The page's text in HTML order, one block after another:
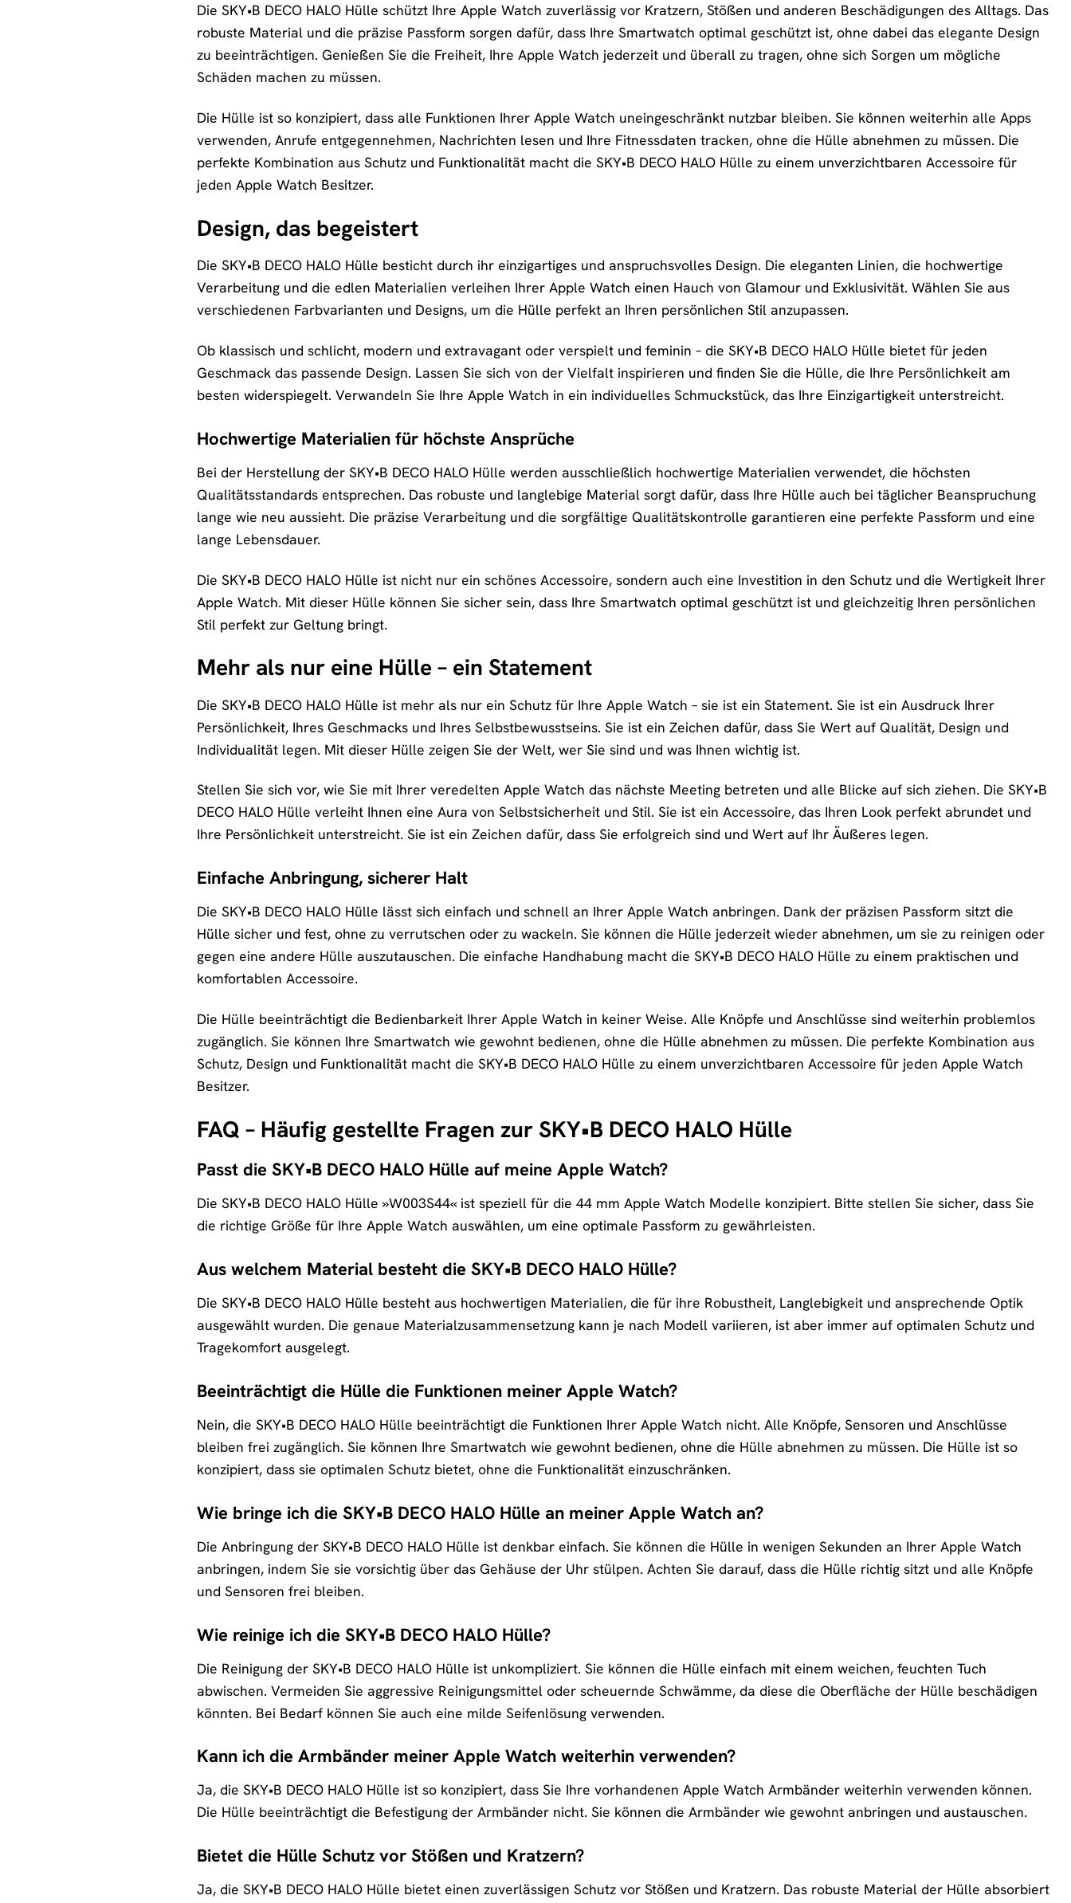
Die SKY•B DECO HALO Hülle schützt Ihre Apple Watch zuverlässig vor Kratzern, Stößen und anderen Beschädigungen des Alltags. Das
robuste Material und die präzise Passform sorgen dafür, dass Ihre Smartwatch optimal geschützt ist, ohne dabei das elegante Design
zu beeinträchtigen. Genießen Sie die Freiheit, Ihre Apple Watch jederzeit und überall zu tragen, ohne sich Sorgen um mögliche
Schäden machen zu müssen.
Die Hülle ist so konzipiert, dass alle Funktionen Ihrer Apple Watch uneingeschränkt nutzbar bleiben. Sie können weiterhin alle Apps
verwenden, Anrufe entgegennehmen, Nachrichten lesen und Ihre Fitnessdaten tracken, ohne die Hülle abnehmen zu müssen. Die
perfekte Kombination aus Schutz und Funktionalität macht die SKY•B DECO HALO Hülle zu einem unverzichtbaren Accessoire für
jeden Apple Watch Besitzer.
Design, das begeistert
Die SKY•B DECO HALO Hülle besticht durch ihr einzigartiges und anspruchsvolles Design. Die eleganten Linien, die hochwertige
Verarbeitung und die edlen Materialien verleihen Ihrer Apple Watch einen Hauch von Glamour und Exklusivität. Wählen Sie aus
verschiedenen Farbvarianten und Designs, um die Hülle perfekt an Ihren persönlichen Stil anzupassen.
Ob klassisch und schlicht, modern und extravagant oder verspielt und feminin – die SKY•B DECO HALO Hülle bietet für jeden
Geschmack das passende Design. Lassen Sie sich von der Vielfalt inspirieren und finden Sie die Hülle, die Ihre Persönlichkeit am
besten widerspiegelt. Verwandeln Sie Ihre Apple Watch in ein individuelles Schmuckstück, das Ihre Einzigartigkeit unterstreicht.
Hochwertige Materialien für höchste Ansprüche
Bei der Herstellung der SKY•B DECO HALO Hülle werden ausschließlich hochwertige Materialien verwendet, die höchsten
Qualitätsstandards entsprechen. Das robuste und langlebige Material sorgt dafür, dass Ihre Hülle auch bei täglicher Beanspruchung
lange wie neu aussieht. Die präzise Verarbeitung und die sorgfältige Qualitätskontrolle garantieren eine perfekte Passform und eine
lange Lebensdauer.
Die SKY•B DECO HALO Hülle ist nicht nur ein schönes Accessoire, sondern auch eine Investition in den Schutz und die Wertigkeit Ihrer
Apple Watch. Mit dieser Hülle können Sie sicher sein, dass Ihre Smartwatch optimal geschützt ist und gleichzeitig Ihren persönlichen
Stil perfekt zur Geltung bringt.
Mehr als nur eine Hülle – ein Statement
Die SKY•B DECO HALO Hülle ist mehr als nur ein Schutz für Ihre Apple Watch – sie ist ein Statement. Sie ist ein Ausdruck Ihrer
Persönlichkeit, Ihres Geschmacks und Ihres Selbstbewusstseins. Sie ist ein Zeichen dafür, dass Sie Wert auf Qualität, Design und
Individualität legen. Mit dieser Hülle zeigen Sie der Welt, wer Sie sind und was Ihnen wichtig ist.
Stellen Sie sich vor, wie Sie mit Ihrer veredelten Apple Watch das nächste Meeting betreten und alle Blicke auf sich ziehen. Die SKY•B
DECO HALO Hülle verleiht Ihnen eine Aura von Selbstsicherheit und Stil. Sie ist ein Accessoire, das Ihren Look perfekt abrundet und
Ihre Persönlichkeit unterstreicht. Sie ist ein Zeichen dafür, dass Sie erfolgreich sind und Wert auf Ihr Äußeres legen.
Einfache Anbringung, sicherer Halt
Die SKY•B DECO HALO Hülle lässt sich einfach und schnell an Ihrer Apple Watch anbringen. Dank der präzisen Passform sitzt die
Hülle sicher und fest, ohne zu verrutschen oder zu wackeln. Sie können die Hülle jederzeit wieder abnehmen, um sie zu reinigen oder
gegen eine andere Hülle auszutauschen. Die einfache Handhabung macht die SKY•B DECO HALO Hülle zu einem praktischen und
komfortablen Accessoire.
Die Hülle beeinträchtigt die Bedienbarkeit Ihrer Apple Watch in keiner Weise. Alle Knöpfe und Anschlüsse sind weiterhin problemlos
zugänglich. Sie können Ihre Smartwatch wie gewohnt bedienen, ohne die Hülle abnehmen zu müssen. Die perfekte Kombination aus
Schutz, Design und Funktionalität macht die SKY•B DECO HALO Hülle zu einem unverzichtbaren Accessoire für jeden Apple Watch
Besitzer.
FAQ – Häufig gestellte Fragen zur SKY•B DECO HALO Hülle
Passt die SKY•B DECO HALO Hülle auf meine Apple Watch?
Die SKY•B DECO HALO Hülle »W003S44« ist speziell für die 44 mm Apple Watch Modelle konzipiert. Bitte stellen Sie sicher, dass Sie
die richtige Größe für Ihre Apple Watch auswählen, um eine optimale Passform zu gewährleisten.
Aus welchem Material besteht die SKY•B DECO HALO Hülle?
Die SKY•B DECO HALO Hülle besteht aus hochwertigen Materialien, die für ihre Robustheit, Langlebigkeit und ansprechende Optik
ausgewählt wurden. Die genaue Materialzusammensetzung kann je nach Modell variieren, ist aber immer auf optimalen Schutz und
Tragekomfort ausgelegt.
Beeinträchtigt die Hülle die Funktionen meiner Apple Watch?
Nein, die SKY•B DECO HALO Hülle beeinträchtigt die Funktionen Ihrer Apple Watch nicht. Alle Knöpfe, Sensoren und Anschlüsse
bleiben frei zugänglich. Sie können Ihre Smartwatch wie gewohnt bedienen, ohne die Hülle abnehmen zu müssen. Die Hülle ist so
konzipiert, dass sie optimalen Schutz bietet, ohne die Funktionalität einzuschränken.
Wie bringe ich die SKY•B DECO HALO Hülle an meiner Apple Watch an?
Die Anbringung der SKY•B DECO HALO Hülle ist denkbar einfach. Sie können die Hülle in wenigen Sekunden an Ihrer Apple Watch
anbringen, indem Sie sie vorsichtig über das Gehäuse der Uhr stülpen. Achten Sie darauf, dass die Hülle richtig sitzt und alle Knöpfe
und Sensoren frei bleiben.
Wie reinige ich die SKY•B DECO HALO Hülle?
Die Reinigung der SKY•B DECO HALO Hülle ist unkompliziert. Sie können die Hülle einfach mit einem weichen, feuchten Tuch
abwischen. Vermeiden Sie aggressive Reinigungsmittel oder scheuernde Schwämme, da diese die Oberfläche der Hülle beschädigen
könnten. Bei Bedarf können Sie auch eine milde Seifenlösung verwenden.
Kann ich die Armbänder meiner Apple Watch weiterhin verwenden?
Ja, die SKY•B DECO HALO Hülle ist so konzipiert, dass Sie Ihre vorhandenen Apple Watch Armbänder weiterhin verwenden können.
Die Hülle beeinträchtigt die Befestigung der Armbänder nicht. Sie können die Armbänder wie gewohnt anbringen und austauschen.
Bietet die Hülle Schutz vor Stößen und Kratzern?
Ja, die SKY•B DECO HALO Hülle bietet einen zuverlässigen Schutz vor Stößen und Kratzern. Das robuste Material der Hülle absorbiert